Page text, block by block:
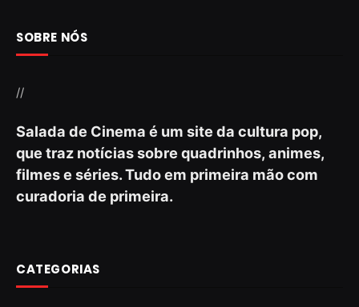
SOBRE NÓS
//
Salada de Cinema é um site da cultura pop,
que traz notícias sobre quadrinhos, animes,
filmes e séries. Tudo em primeira mão com
curadoria de primeira.
CATEGORIAS